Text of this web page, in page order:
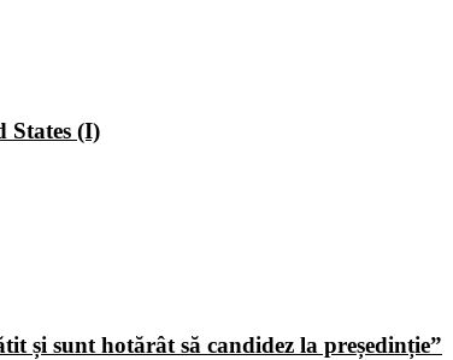
States (I)
și sunt hotărât să candidez la președinție”